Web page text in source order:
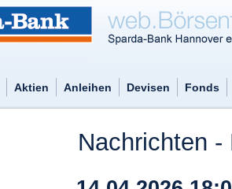
Aktien Anleihen Devisen Fonds
Nachrichten